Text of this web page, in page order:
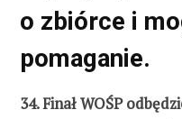
o zbiórce i
pomaganie.
34. Finał WOŚP